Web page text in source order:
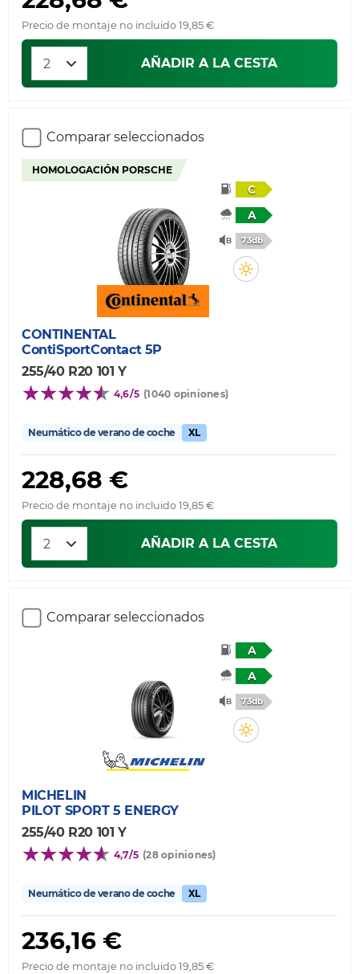
Precio de montaje no incluido 19,85 €
AÑADIR A LA CESTA
Comparar seleccionados
HOMOLOGACIÓN PORSCHE
C
A
73db
CONTINENTAL
ContiSportContact 5P
255/40 R20 101 Y
4,6/5 (1040 opiniones)
Neumático de verano de coche XL
228,68 €
Precio de montaje no incluido 19,85 €
AÑADIR A LA CESTA
Comparar seleccionados
A
A
73db
MICHELIN
PILOT SPORT 5 ENERGY
255/40 R20 101 Y
4,7/5 (28 opiniones)
Neumático de verano de coche XL
236,16 €
Precio de montaje no incluido 19,85 €